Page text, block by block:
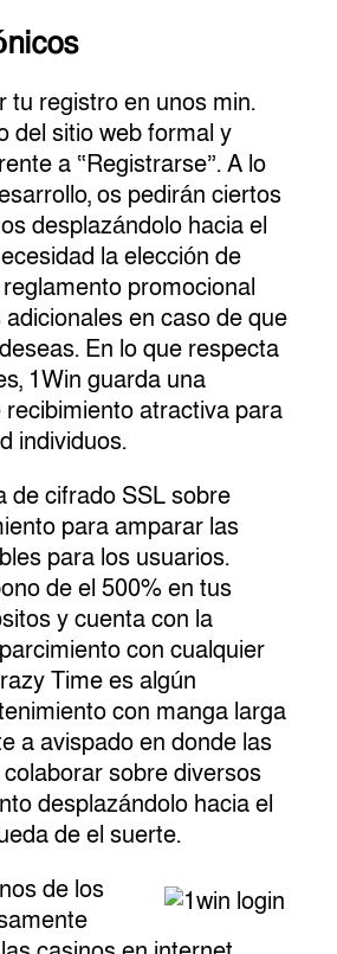
tu registro en unos min.
del sitio web formal y
a “Registrarse”. A lo
os pedirán ciertos
desplazándolo hacia el
la elección de
promocional
en caso de que
En lo que respecta
1Win guarda una
atractiva para
individuos.
de cifrado SSL sobre
para amparar las
para los usuarios.
de el 500% en tus
y cuenta con la
con cualquier
Time es algún
con manga larga
a avispado en donde las
sobre diversos
desplazándolo hacia el
de el suerte.
de los